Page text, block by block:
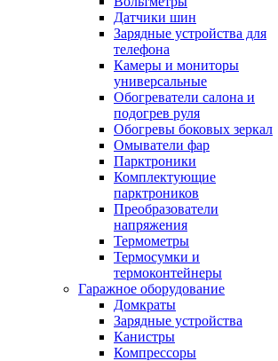
Датчики шин
Зарядные устройства для
телефона
Камеры и мониторы
универсальные
Обогреватели салона и
подогрев руля
Обогревы боковых зеркал
Омыватели фар
Парктроники
Комплектующие
парктроников
Преобразователи
напряжения
Термометры
Термосумки и
термоконтейнеры
Гаражное оборудование
Домкраты
Зарядные устройства
Канистры
Компрессоры